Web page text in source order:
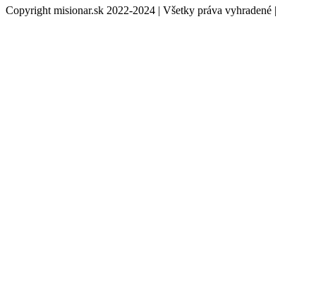
Copyright misionar.sk 2022-2024 | Všetky práva vyhradené |